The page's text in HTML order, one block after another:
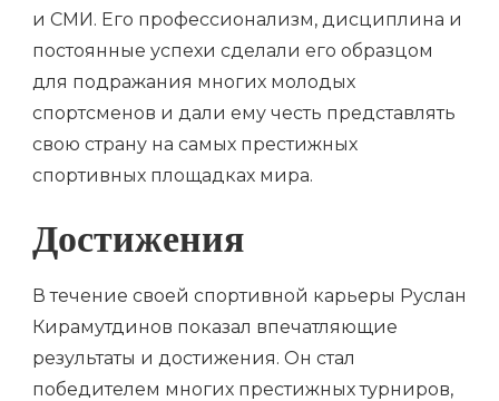
и СМИ. Его профессионализм, дисциплина и
постоянные успехи сделали его образцом
для подражания многих молодых
спортсменов и дали ему честь представлять
свою страну на самых престижных
спортивных площадках мира.
Достижения
В течение своей спортивной карьеры Руслан
Кирамутдинов показал впечатляющие
результаты и достижения. Он стал
победителем многих престижных турниров,